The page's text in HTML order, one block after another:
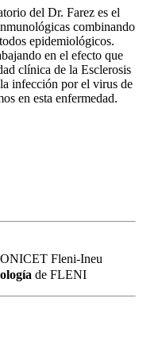
del Dr. Farez es el
combinando
epidemiológicos.
en el efecto que
clínica de la Esclerosis
infección por el virus de
en esta enfermedad.
Fleni-Ineu
de FLENI